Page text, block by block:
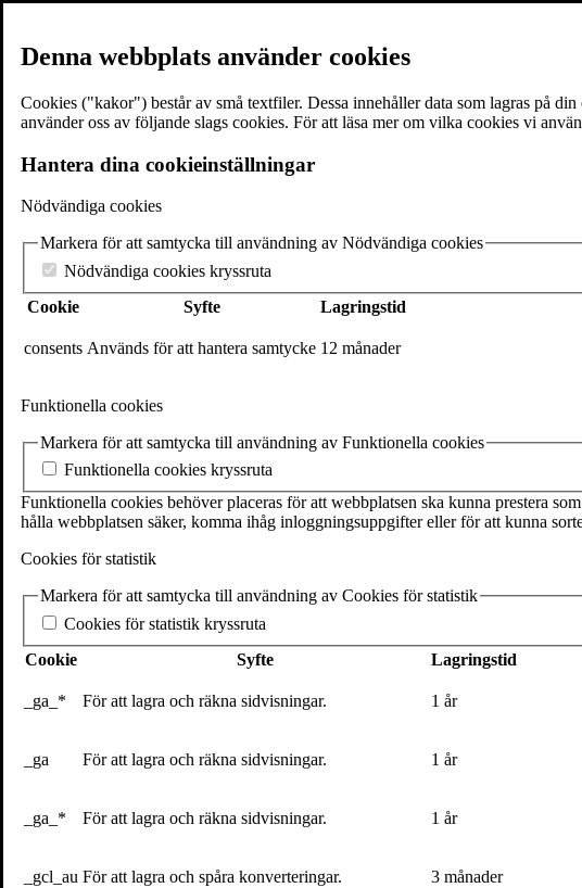
Meny
Böcker
Författare
Föreläsare
Texter & utdrag
Pressrum
Webshop
Volante
Stora Nygatan 7
SE-111 27 Stockholm
Sweden
+46(0) 8 702 15 19
Fler kontaktuppgifter
Cookieinställningar
I mars börjarJohan Wirfältpå Volante som förläggare och ansvarig för
Johan Wirfälthar annars en bakgrund som journalist. Det var i den rollen som
Denna webbplats använder cookies
Cookies ("kakor") består av små textfiler. Dessa innehåller data som lagras på
använder oss av följande slags cookies. För att läsa mer om vilka cookies vi
Hantera dina cookieinställningar
Nödvändiga cookies
Markera för att samtycka till användning av Nödvändiga cookies
Nödvändiga cookies kryssruta
Cookie
Syfte Lagringstid
consents Används för att hantera samtycke 12 månader
Funktionella cookies
Markera för att samtycka till användning av Funktionella cookies
Funktionella cookies kryssruta
Funktionella cookies behöver placeras för att webbplatsen ska kunna prestera
hålla webbplatsen säker, komma ihåg inloggningsuppgifter eller för att kunna
Cookies för statistik
Markera för att samtycka till användning av Cookies för statistik
Cookies för statistik kryssruta
Cookie
Syfte Lagringstid
_ga_* För att lagra och räkna sidvisningar. 1 år
_ga För att lagra och räkna sidvisningar. 1 år
_ga_* För att lagra och räkna sidvisningar. 1 år
_gcl_au För att lagra och spåra konverteringar. 3 månader